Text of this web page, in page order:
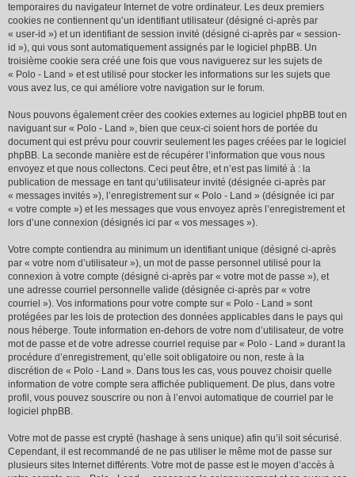
temporaires du navigateur Internet de votre ordinateur. Les deux premiers
cookies ne contiennent qu’un identifiant utilisateur (désigné ci-après par
« user-id ») et un identifiant de session invité (désigné ci-après par « session-
id »), qui vous sont automatiquement assignés par le logiciel phpBB. Un
troisième cookie sera créé une fois que vous naviguerez sur les sujets de
« Polo - Land » et est utilisé pour stocker les informations sur les sujets que
vous avez lus, ce qui améliore votre navigation sur le forum.
Nous pouvons également créer des cookies externes au logiciel phpBB tout en
naviguant sur « Polo - Land », bien que ceux-ci soient hors de portée du
document qui est prévu pour couvrir seulement les pages créées par le logiciel
phpBB. La seconde manière est de récupérer l’information que vous nous
envoyez et que nous collectons. Ceci peut être, et n’est pas limité à : la
publication de message en tant qu’utilisateur invité (désignée ci-après par
« messages invités »), l’enregistrement sur « Polo - Land » (désignée ici par
« votre compte ») et les messages que vous envoyez après l’enregistrement et
lors d’une connexion (désignés ici par « vos messages »).
Votre compte contiendra au minimum un identifiant unique (désigné ci-après
par « votre nom d’utilisateur »), un mot de passe personnel utilisé pour la
connexion à votre compte (désigné ci-après par « votre mot de passe »), et
une adresse courriel personnelle valide (désignée ci-après par « votre
courriel »). Vos informations pour votre compte sur « Polo - Land » sont
protégées par les lois de protection des données applicables dans le pays qui
nous héberge. Toute information en-dehors de votre nom d’utilisateur, de votre
mot de passe et de votre adresse courriel requise par « Polo - Land » durant la
procédure d’enregistrement, qu’elle soit obligatoire ou non, reste à la
discrétion de « Polo - Land ». Dans tous les cas, vous pouvez choisir quelle
information de votre compte sera affichée publiquement. De plus, dans votre
profil, vous pouvez souscrire ou non à l’envoi automatique de courriel par le
logiciel phpBB.
Votre mot de passe est crypté (hashage à sens unique) afin qu’il soit sécurisé.
Cependant, il est recommandé de ne pas utiliser le même mot de passe sur
plusieurs sites Internet différents. Votre mot de passe est le moyen d’accès à